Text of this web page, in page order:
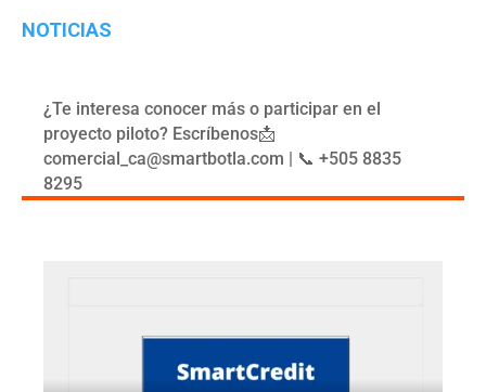
NOTICIAS
¿Te interesa conocer más o participar en el
proyecto piloto? Escríbenos📩
comercial_ca@smartbotla.com | 📞 +505 8835
8295